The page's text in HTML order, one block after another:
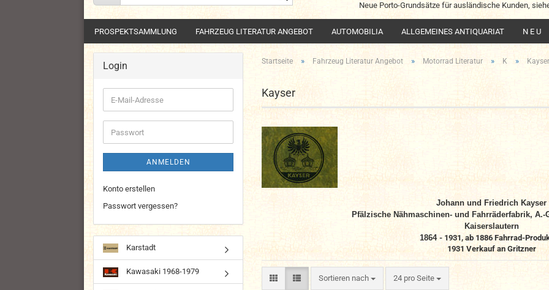
Neue Porto-Grundsätze für ausländische Kunden,
PROSPEKTSAMMLUNG FAHRZEUG LITERATUR ANGEBOT AUTOMOBILIA ALLGEMEINES ANTIQUARIAT N E U
Startseite » Fahrzeug Literatur Angebot » Motorrad Literatur » K » Kayser
Kayser
Johann und Friedrich Kayser
Pfälzische Nähmaschinen- und Fahrräderfabrik, A.-
Kaiserslautern
1864 - 1931, ab 1886 Fahrrad-
1931 Verkauf an Gritzner
Sortieren nach
Sortieren nach 24 pro Seite
pro Seite
Login
E-
Mail-
Adresse
Passwort
ANMELDEN
Konto erstellen
Passwort vergessen?
Karstadt
Kawasaki 1968-1979